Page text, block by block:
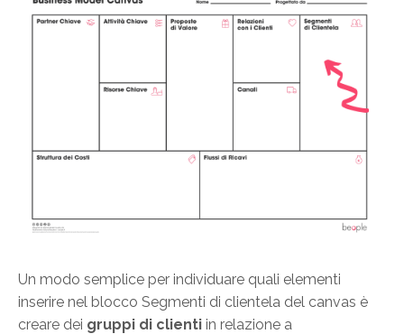
Un modo semplice per individuare quali elementi
inserire nel blocco Segmenti di clientela del canvas è
creare dei gruppi di clienti in relazione a